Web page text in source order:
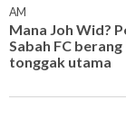
AM
Mana Joh Wid?
Sabah FC
tonggak utama